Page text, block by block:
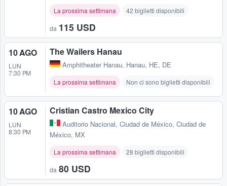
La prossima settimana 42 biglietti disponibili
da 115 USD
10 AGO
LUN
7:30 PM
The Wailers Hanau
Amphitheater Hanau, Hanau, HE, DE
La prossima settimana Non ci sono biglietti disponibili
10 AGO
LUN
8:30 PM
Cristian Castro Mexico City
Auditorio Nacional, Ciudad de México, Ciudad de
México, MX
La prossima settimana 28 biglietti disponibili
da 80 USD